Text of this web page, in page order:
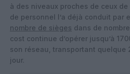
à des niveaux proches de ceux de
de personnel l’a déjà conduit par
nombre de sièges dans de
cost continue d’opérer jusqu’à
son réseau, transportant quelque
jour.